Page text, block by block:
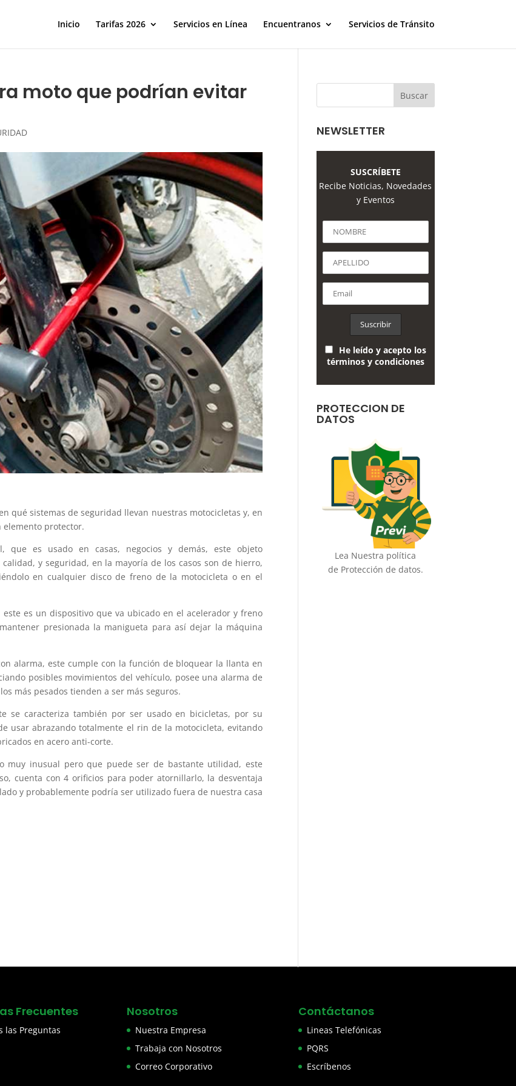
Inicio Tarifas 2026 Servicios en Línea Encuentranos Servicios de Tránsito
moto que podrían evitar
qué sistemas de seguridad llevan nuestras motocicletas y, en
elemento protector.
que es usado en casas, negocios y demás, este objeto
y seguridad, en la mayoría de los casos son de hierro,
en cualquier disco de freno de la motocicleta o en el
es un dispositivo que va ubicado en el acelerador y freno
presionada la manigueta para así dejar la máquina
alarma, este cumple con la función de bloquear la llanta en
posibles movimientos del vehículo, posee una alarma de
más pesados tienden a ser más seguros.
se caracteriza también por ser usado en bicicletas, por su
usar abrazando totalmente el rin de la motocicleta, evitando
en acero anti-corte.
muy inusual pero que puede ser de bastante utilidad, este
cuenta con 4 orificios para poder atornillarlo, la desventaja
y probablemente podría ser utilizado fuera de nuestra casa
NEWSLETTER
SUSCRÍBETE
Recibe Noticias, Novedades
y Eventos
He leído y acepto los
términos y condiciones
PROTECCION DE
DATOS
Lea Nuestra política
de Protección de datos.
Frecuentes
las Preguntas
Nosotros
Nuestra Empresa
Trabaja con Nosotros
Correo Corporativo
Contáctanos
Lineas Telefónicas
PQRS
Escríbenos